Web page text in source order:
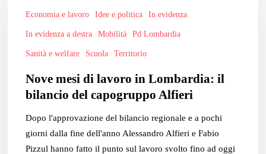
Lombardia:
bilancio
capogruppo
Alfieri
Economia e lavoro Idee e politica In evidenza
In evidenza a destra Mobilità Pd Lombardia
Sanità e welfare Scuola Territorio
Nove mesi di lavoro in Lombardia: il
bilancio del capogruppo Alfieri
Dopo l'approvazione del bilancio regionale e a pochi
giorni dalla fine dell'anno Alessandro Alfieri e Fabio
Pizzul hanno fatto il punto sul lavoro svolto fino ad oggi